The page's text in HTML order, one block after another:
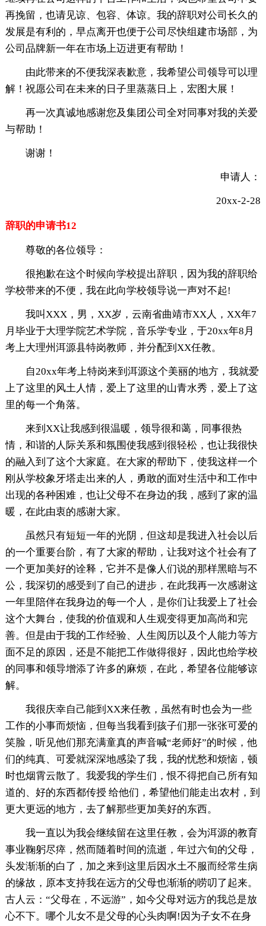
再挽留，也请见谅、包容、体谅。我的辞职对公司长久的
发展是有利的，早点离开也便于公司尽快组建市场部，为
公司品牌新一年在市场上迈进更有帮助！
由此带来的不便我深表歉意，我希望公司领导可以理
解！祝愿公司在未来的日子里蒸蒸日上，宏图大展！
再一次真诚地感谢您及集团公司全对同事对我的关爱
与帮助！
谢谢！
申请人：
20xx-2-28
辞职的申请书12
尊敬的各位领导：
很抱歉在这个时候向学校提出辞职，因为我的辞职给
学校带来的不便，我在此向学校领导说一声对不起!
我叫XXX，男，XX岁，云南省曲靖市XX人，XX年7
月毕业于大理学院艺术学院，音乐学专业，于20xx年8月
考上大理州洱源县特岗教师，并分配到XX任教。
自20xx年考上特岗来到洱源这个美丽的地方，我就爱
上了这里的风土人情，爱上了这里的山青水秀，爱上了这
里的每一个角落。
来到XX让我感到很温暖，领导很和蔼，同事很热
情，和谐的人际关系和氛围使我感到很轻松，也让我很快
的融入到了这个大家庭。在大家的帮助下，使我这样一个
刚从学校象牙塔走出来的人，勇敢的面对生活中和工作中
出现的各种困难，也让父母不在身边的我，感到了家的温
暖，在此由衷的感谢大家。
虽然只有短短一年的光阴，但这却是我进入社会以后
的一个重要台阶，有了大家的帮助，让我对这个社会有了
一个更加美好的诠释，它并不是像人们说的那样黑暗与不
公，我深切的感受到了自己的进步，在此我再一次感谢这
一年里陪伴在我身边的每一个人，是你们让我爱上了社会
这个大舞台，使我的价值观和人生观变得更加高尚和完
善。但是由于我的工作经验、人生阅历以及个人能力等方
面不足的原因，还是不能把工作做得很好，因此也给学校
的同事和领导增添了许多的麻烦，在此，希望各位能够谅
解。
我很庆幸自己能到XX来任教，虽然有时也会为一些
工作的小事而烦恼，但每当我看到孩子们那一张张可爱的
笑脸，听见他们那充满童真的声音喊“老师好”的时候，他
们的纯真、可爱就深深地感染了我，我的忧愁和烦恼，顿
时也烟霄云散了。我爱我的学生们，恨不得把自己所有知
道的、好的东西都传授 给他们，希望他们能走出农村，到
更大更远的地方，去了解那些更加美好的东西。
我一直以为我会继续留在这里任教，会为洱源的教育
事业鞠躬尽瘁，然而随着时间的流逝，年过六旬的父母，
头发渐渐的白了，加之来到这里后因水土不服而经常生病
的缘故，原本支持我在远方的父母也渐渐的唠叨了起来。
古人云：“父母在，不远游”，如今父母对远方的我总是放
心不下。哪个儿女不是父母的心头肉啊!因为子女不在身